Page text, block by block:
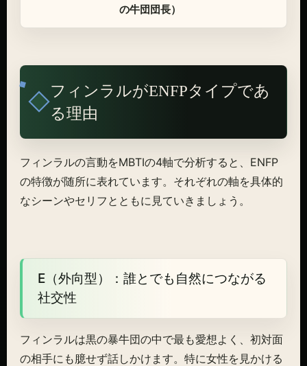
の牛団団長）
フィンラルがENFPタイプであ
る理由
フィンラルの言動をMBTIの4軸で分析すると、ENFP
の特徴が随所に表れています。それぞれの軸を具体的
なシーンやセリフとともに見ていきましょう。
E（外向型）：誰とでも自然につながる
社交性
フィンラルは黒の暴牛団の中で最も愛想よく、初対面
の相手にも臆せず話しかけます。特に女性を見かける